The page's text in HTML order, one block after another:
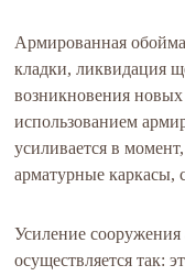
Армированная
кладки, ликвидация
возникновения
использованием
усиливается в
арматурные каркасы,
Усиление
осуществляется так: